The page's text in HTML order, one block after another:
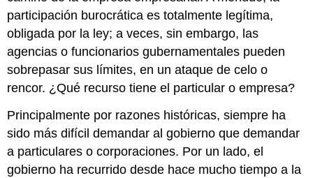
participación burocrática es totalmente legítima,
obligada por la ley; a veces, sin embargo, las
agencias o funcionarios gubernamentales pueden
sobrepasar sus límites, en un ataque de celo o
rencor. ¿Qué recurso tiene el particular o empresa?
Principalmente por razones históricas, siempre ha
sido más difícil demandar al gobierno que demandar
a particulares o corporaciones. Por un lado, el
gobierno ha recurrido desde hace mucho tiempo a la